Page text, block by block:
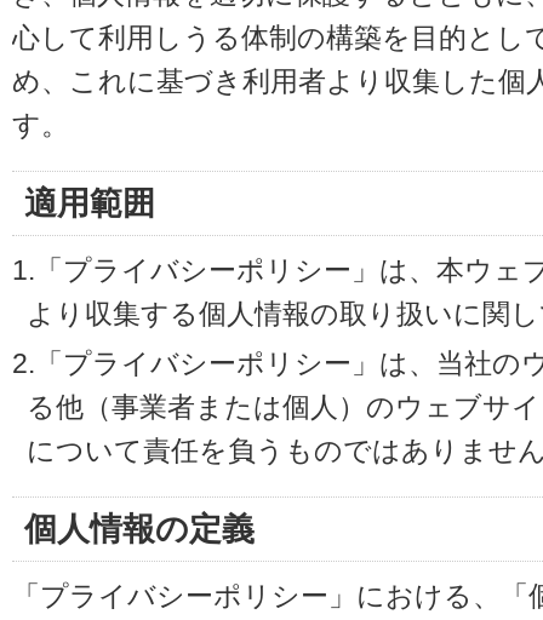
心して利用しうる体制の構築を目的とし
め、これに基づき利用者より収集した個
す。
適用範囲
1.「プライバシーポリシー」は、本ウェ
より収集する個人情報の取り扱いに関
2.「プライバシーポリシー」は、当社の
る他（事業者または個人）のウェブサ
について責任を負うものではありませ
個人情報の定義
「プライバシーポリシー」における、